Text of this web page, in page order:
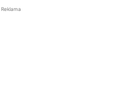
Reklama